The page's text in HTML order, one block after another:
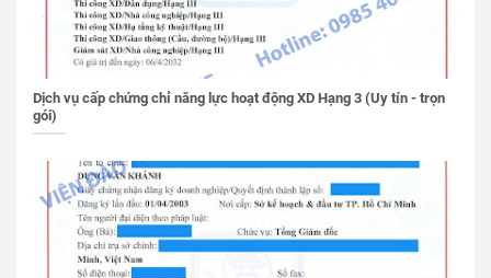
Dịch vụ cấp chứng chỉ năng lực hoạt động XD Hạng 3 (Uy tín - trọn
gói)